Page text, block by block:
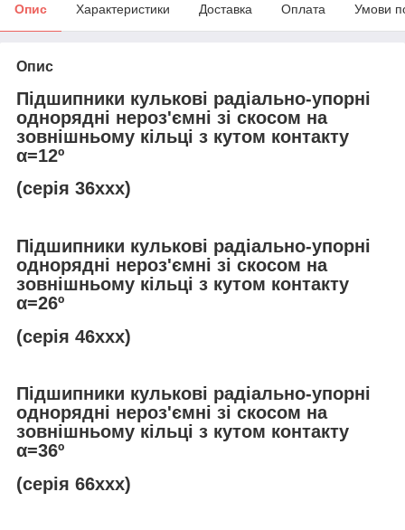
Опис Характеристики Доставка Оплата Умови
Опис
Підшипники кулькові радіально-упорні
однорядні нероз'ємні зі скосом на
зовнішньому кільці з кутом контакту
α=12º
(серія 36ххх)
Підшипники кулькові радіально-упорні
однорядні нероз'ємні зі скосом на
зовнішньому кільці з кутом контакту
α=26º
(серія 46ххх)
Підшипники кулькові радіально-упорні
однорядні нероз'ємні зі скосом на
зовнішньому кільці з кутом контакту
α=36º
(серія 66ххх)